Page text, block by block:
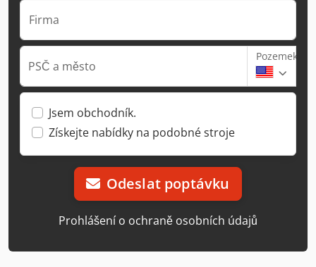
Firma
PSČ a město
Pozemek
Jsem obchodník.
Získejte nabídky na podobné stroje
Odeslat poptávku
Prohlášení o ochraně osobních údajů